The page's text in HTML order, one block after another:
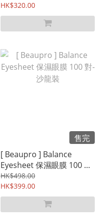
可證代碼）
HK$320.00
售完
[ Beaupro ] Balance
Eyesheet 保濕眼膜 100 對-
沙龍裝
HK$498.00
HK$399.00